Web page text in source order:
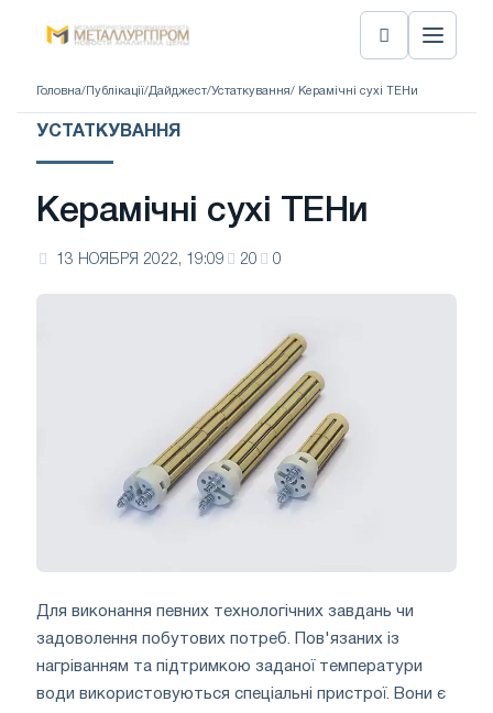
Головна/ Публікації/Дайджест/Устаткування/ Керамічні сухі ТЕНи
УСТАТКУВАННЯ
Керамічні сухі ТЕНи
13 НОЯБРЯ 2022, 19:09 20 0
Для виконання певних технологічних завдань чи
задоволення побутових потреб. Пов'язаних із
нагріванням та підтримкою заданої температури
води використовуються спеціальні пристрої. Вони є